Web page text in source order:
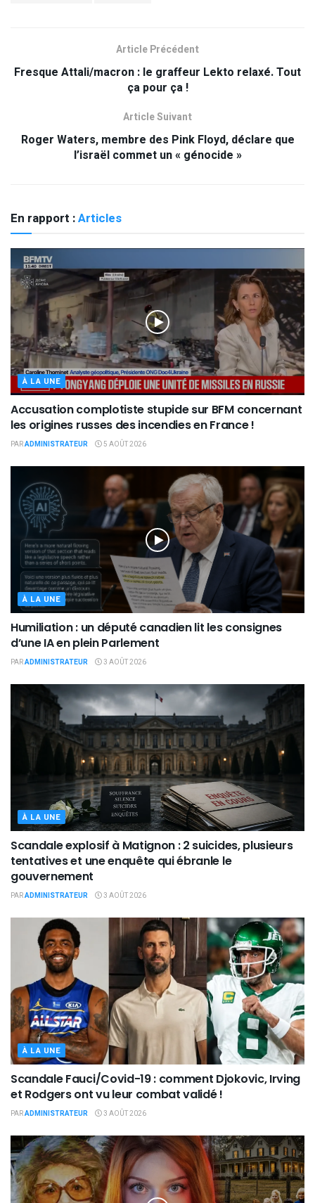
Article Précédent
Fresque Attali/macron : le graffeur Lekto relaxé. Tout
ça pour ça !
Article Suivant
Roger Waters, membre des Pink Floyd, déclare que
l’israël commet un « génocide »
En rapport :Articles
À LA UNE
Accusation complotiste stupide sur BFM concernant
les origines russes des incendies en France !
PARADMINISTRATEUR 5 AOÛT 2026
À LA UNE
Humiliation : un député canadien lit les consignes
d’une IA en plein Parlement
PARADMINISTRATEUR 3 AOÛT 2026
À LA UNE
Scandale explosif à Matignon : 2 suicides, plusieurs
tentatives et une enquête qui ébranle le
gouvernement
PARADMINISTRATEUR 3 AOÛT 2026
À LA UNE
Scandale Fauci/Covid-19 : comment Djokovic, Irving
et Rodgers ont vu leur combat validé !
PARADMINISTRATEUR 3 AOÛT 2026